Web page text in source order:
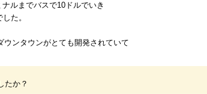
ルまでバスで10ドルでいき
た。
ウンタウンがとても開発されていて
たか？